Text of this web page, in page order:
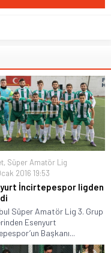
, Süper Amatör Lig
2016 19:53
İncirtepespor ligden
Süper Amatör Lig 3. Grup
Esenyurt
Başkanı...